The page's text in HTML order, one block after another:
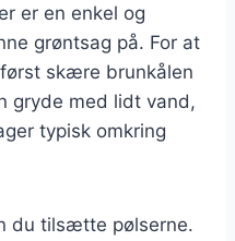
er en enkel og
grøntsag på. For at
skære brunkålen
gryde med lidt vand,
typisk omkring
du tilsætte pølserne.